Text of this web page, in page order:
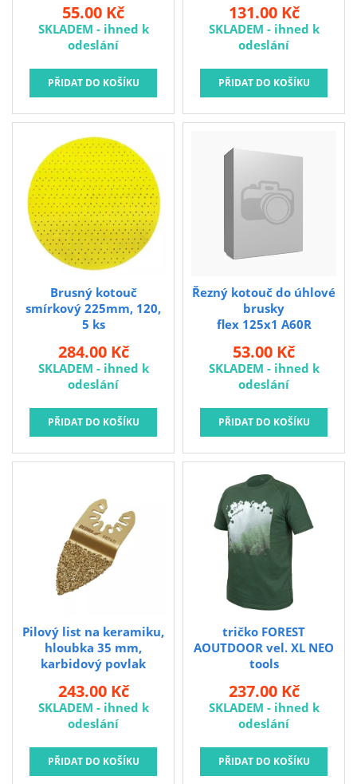
55.00 Kč
SKLADEM - ihned k
odeslání
131.00 Kč
SKLADEM - ihned k
odeslání
Brusný kotouč
smírkový 225mm, 120,
5 ks
284.00 Kč
SKLADEM - ihned k
odeslání
flex 125x1 A60R
Řezný kotouč do úhlové
brusky
53.00 Kč
SKLADEM - ihned k
odeslání
Pilový list na keramiku,
hloubka 35 mm,
karbidový povlak
243.00 Kč
SKLADEM - ihned k
odeslání
tričko FOREST
AOUTDOOR vel. XL NEO
tools
237.00 Kč
SKLADEM - ihned k
odeslání